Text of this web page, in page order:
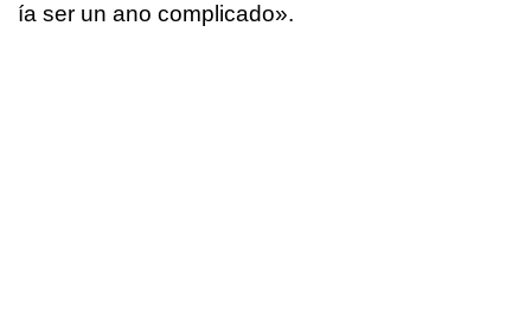
ía ser un ano complicado».